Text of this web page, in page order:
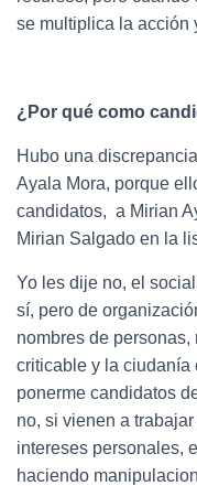
se multiplica la acción
¿Por qué como
Hubo una
Ayala Mora, porque
candidatos, a Mirian
Mirian Salgado en la
Yo les dije no, el
sí, pero de
nombres de
criticable y la ciudanía
ponerme candidatos
no, si vienen a
intereses personales,
haciendo